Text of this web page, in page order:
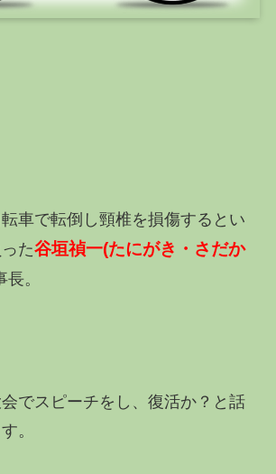
車で転倒し頸椎を損傷するとい
た谷垣禎一(たにがき・さだか
。
でスピーチをし、復活か？と話
。